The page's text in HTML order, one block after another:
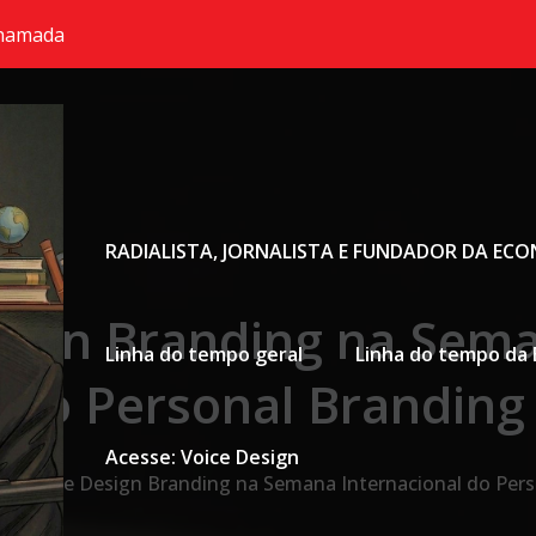
RADIALISTA, JORNALISTA E FUNDADOR DA
Linha do tempo geral Linha do tempo da
Acesse: Voice Design
Branding na
do Personal Branding
Voice Design Branding na Semana Internacional do